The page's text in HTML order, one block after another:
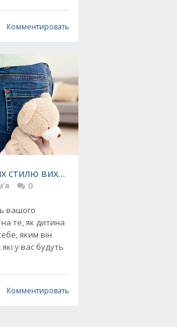
Комментировать
стилю виховання і їх вплив на дітей
0
вашого
те, як дитина
яким він
у вас будуть
Комментировать